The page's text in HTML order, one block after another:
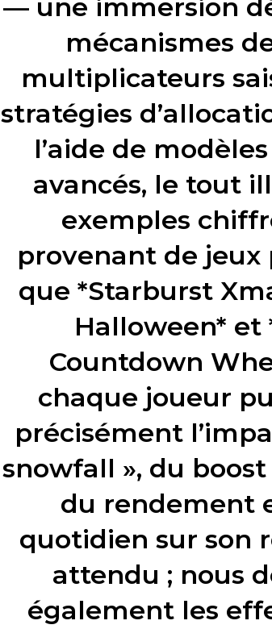
— une immersion
mécanismes
multiplicateurs
stratégies
l’aide de
avancés, le tout
exemples
provenant de jeux
que *Starburst
Halloween* et
Countdown
chaque joueur
précisément
snowfall », du
du rendement
quotidien sur son
attendu ; nous
également les